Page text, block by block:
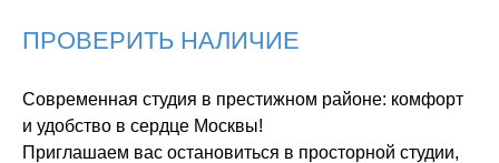
ПРОВЕРИТЬ НАЛИЧИЕ
Современная студия в престижном районе: комфорт
и удобство в сердце Москвы!
Приглашаем вас остановиться в просторной студии,